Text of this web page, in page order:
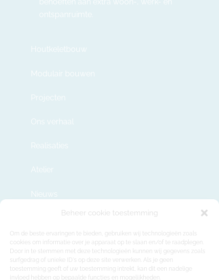
Beheer cookie toestemming
Om de beste ervaringen te bieden, gebruiken wij technologieën zoals
cookies om informatie over je apparaat op te slaan en/of te raadplegen.
Door in te stemmen met deze technologieën kunnen wij gegevens zoals
surfgedrag of unieke ID's op deze site verwerken. Als je geen
toestemming geeft of uw toestemming intrekt, kan dit een nadelige
invloed hebben op bepaalde functies en mogelijkheden.
ontspanruimte.
Houtkeletbouw
Modulair bouwen
Projecten
Ons verhaal
Realisaties
Atelier
Nieuws
info@modulehome.be
+32 2 669 36 50